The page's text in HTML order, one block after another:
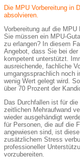
Die MPU Vorbereitung in
absolvieren.
Vorbereitung auf die
Sie müssen ein MPU-
zu erlangen? In diesem
Angebot, dass Sie bei
kompetent unterstützt.
ausreichende, fachliche
umgangssprachlich noch
wenig Wert gelegt wird.
über 70 Prozent der
Das Durchfallen ist für
zeitlichen Mehraufwand
wieder ausgehändigt
für Personen, die auf die
angewiesen sind, ist
zusätzlichem Stress
professioneller
vorzubereiten.